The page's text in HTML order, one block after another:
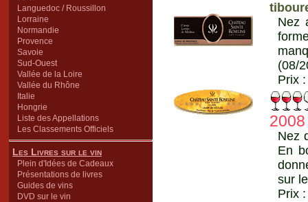
Languedoc / Roussillon
Lorraine
Normandie
Provence
Savoie
Sud-Ouest
Vallée de la Loire
Vallée du Rhône
Italie
Hongrie
Liste des Appellations
Les Classements Officiels
Les Livres sur le vin
Plein d'Idées de Cadeaux
Présentations de livres
Guides de vins
DVD sur le vin
Nez
(08/
Prix
2008
Nez
En
sur
Prix